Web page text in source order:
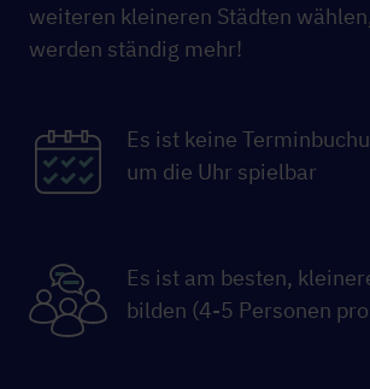
weiteren kleineren Städten
werden ständig mehr!
Es ist keine
um die Uhr spielbar
Es ist am besten,
bilden (4-5 Personen